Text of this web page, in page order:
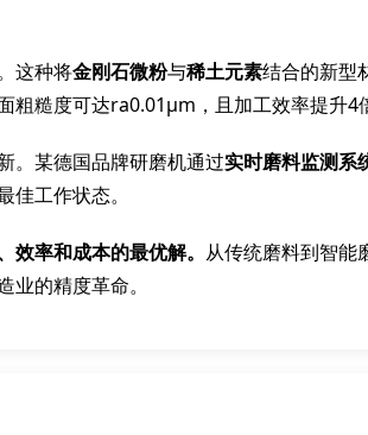
这种将金刚石微粉与稀土元素结合的新型
糙度可达ra0.01μm，且加工效率提升4
。某德国品牌研磨机通过实时磨料监测系
工作状态。
率和成本的最优解。 从传统磨料到智能
的精度革命。